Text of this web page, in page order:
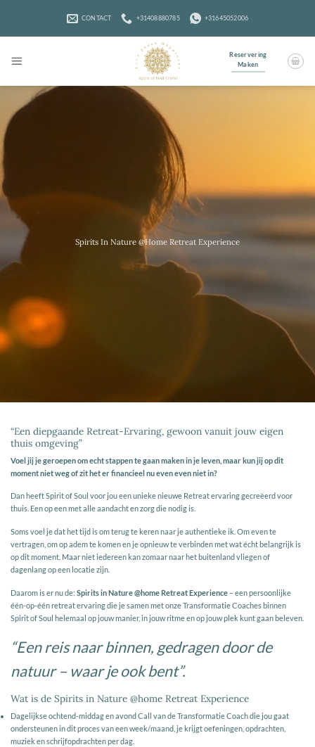
CONTACT +31408880785 +31645052006
Reservering
Maken
Spirits In Nature @Home Retreat Experience
“Een diepgaande Retreat-Ervaring, gewoon vanuit jouw eigen
thuis omgeving”
Voel jij je geroepen om echt stappen te gaan maken in je leven, maar kun jij op dit
moment niet weg of zit het er financieel nu even even niet in?
Dan heeft Spirit of Soul voor jou een unieke nieuwe Retreat ervaring gecreëerd voor
thuis. Een op een met alle aandacht en zorg die nodig is.
Soms voel je dat het tijd is om terug te keren naar je authentieke ik. Om even te
vertragen, om op adem te komen en je opnieuw te verbinden met wat écht belangrijk is
op dit moment. Maar niet iedereen kan zomaar naar het buitenland vliegen of
dagenlang op een locatie zijn.
Daarom is er nu de: Spirits in Nature @home Retreat Experience – een persoonlijke
één-op-één retreat ervaring die je samen met onze Transformatie Coaches binnen
Spirit of Soul helemaal op jouw manier, in jouw ritme en op jouw plek kunt gaan beleven.
“Een reis naar binnen, gedragen door de
natuur – waar je ook bent”.
Wat is de Spirits in Nature @home Retreat Experience
Dagelijkse ochtend-middag en avond Call van de Transformatie Coach die jou gaat
ondersteunen in dit proces van een week/maand, je krijgt oefeningen, opdrachten,
muziek en schrijfopdrachten per dag.